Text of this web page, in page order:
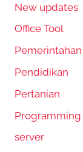
New updates
Office Tool
Pemerintahan
Pendidikan
Pertanian
Programming
server